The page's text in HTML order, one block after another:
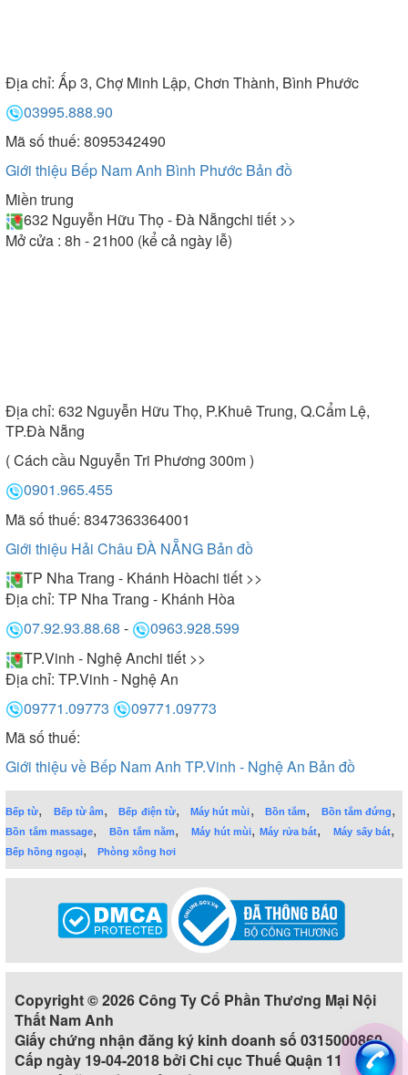
Địa chỉ: Ấp 3, Chợ Minh Lập, Chơn Thành, Bình Phước
03995.888.90
Mã số thuế: 8095342490
Giới thiệu Bếp Nam Anh Bình Phước Bản đồ
Miền trung
632 Nguyễn Hữu Thọ - Đà Nẵngchi tiết >>
Mở cửa : 8h - 21h00 (kể cả ngày lễ)
Địa chỉ: 632 Nguyễn Hữu Thọ, P.Khuê Trung, Q.Cẩm Lệ,
TP.Đà Nẵng
( Cách cầu Nguyễn Tri Phương 300m )
0901.965.455
Mã số thuế: 8347363364001
Giới thiệu Hải Châu ĐÀ NẴNG Bản đồ
TP Nha Trang - Khánh Hòachi tiết >>
Địa chỉ: TP Nha Trang - Khánh Hòa
07.92.93.88.68 -
0963.928.599
TP.Vinh - Nghệ Anchi tiết >>
Địa chỉ: TP.Vinh - Nghệ An
09771.09773
09771.09773
Mã số thuế:
Giới thiệu về Bếp Nam Anh TP.Vinh - Nghệ An Bản đồ
Bếp từ, Bếp từ âm,Bếp điện từ,Máy hút mùi, Bồn tắm, Bồn tắm đứng,
Bồn tắm massage,Bồn tắm nằm,Máy hút mùi,Máy rửa bát,Máy sấy bát,
Bếp hồng ngoại, Phòng xông hơi
Copyright © 2026 Công Ty Cổ Phần Thương Mại Nội
Thất Nam Anh
Giấy chứng nhận đăng ký kinh doanh số 0315000860
Cấp ngày 19-04-2018 bởi Chi cục Thuế Quận 11